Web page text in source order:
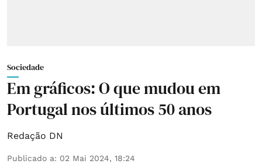
Sociedade
Em gráficos: O que mudou em
Portugal nos últimos 50 anos
Redação DN
Publicado a: 02 Mai 2024, 18:24